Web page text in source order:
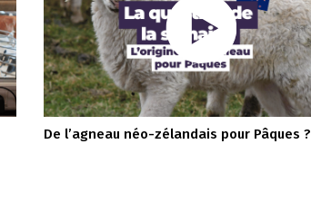
De l’agneau néo-zélandais pour Pâques ?